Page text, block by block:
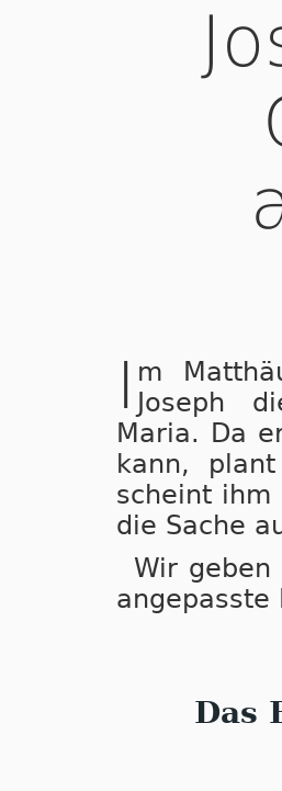
I m
Joseph
Maria. Da
kann,
scheint ihm
die Sache
Wir
an­ge­pass­te
Das